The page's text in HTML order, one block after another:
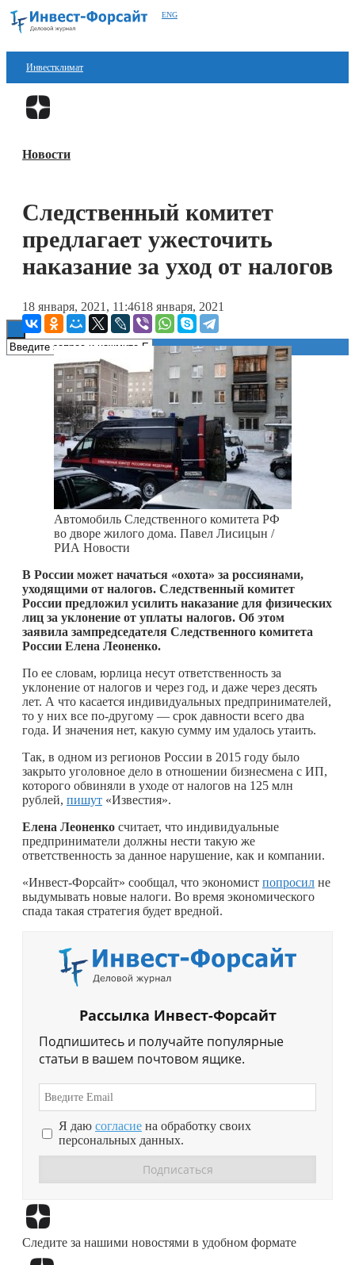
ENG
Инвестклимат
Финансы
Блокчейн
Технологии
Новости
Следственный комитет
предлагает ужесточить
наказание за уход от налогов
18 января, 2021, 11:4618 января, 2021
Автомобиль Следственного комитета РФ
во дворе жилого дома. Павел Лисицын /
РИА Новости
В России может начаться «охота» за россиянами,
уходящими от налогов. Следственный комитет
России предложил усилить наказание для физических
лиц за уклонение от уплаты налогов. Об этом
заявила зампредседателя Следственного комитета
России Елена Леоненко.
По ее словам, юрлица несут ответственность за
уклонение от налогов и через год, и даже через десять
лет. А что касается индивидуальных предпринимателей,
то у них все по-другому — срок давности всего два
года. И значения нет, какую сумму им удалось утаить.
Так, в одном из регионов России в 2015 году было
закрыто уголовное дело в отношении бизнесмена с ИП,
которого обвиняли в уходе от налогов на 125 млн
рублей, пишут «Известия».
Елена Леоненко считает, что индивидуальные
предприниматели должны нести такую же
ответственность за данное нарушение, как и компании.
«Инвест-Форсайт» сообщал, что экономист попросил не
выдумывать новые налоги. Во время экономического
спада такая стратегия будет вредной.
Рассылка Инвест-Форсайт
Подпишитесь и получайте популярные
статьи в вашем почтовом ящике.
Я даю согласие на обработку своих
персональных данных.
Следите за нашими новостями в удобном формате